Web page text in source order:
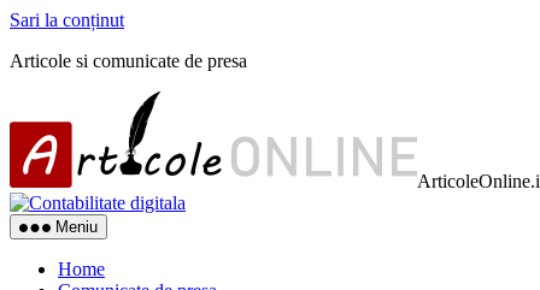
Sari la conținut
Articole si comunicate de presa
Meniu
Home